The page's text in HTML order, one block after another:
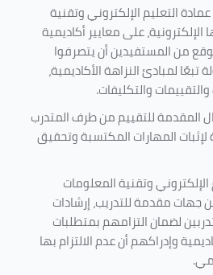
التعليم الإلكتروني وتقنية
على معايير أكاديمية
من المستفيدين أن يتصرفوا
لمبادئ النزاهة الأكاديمية،
والتكليفات.
المقدمة للتقييم من طرف المتدرب
لإثبات المهارات المكتسبة وتحقيق
وتقنية المعلومات
مقدمة للتدريب، إرشادات
لضمان التزامهم بمتطلبات
وإدراكهم أن عدم الالتزام بها